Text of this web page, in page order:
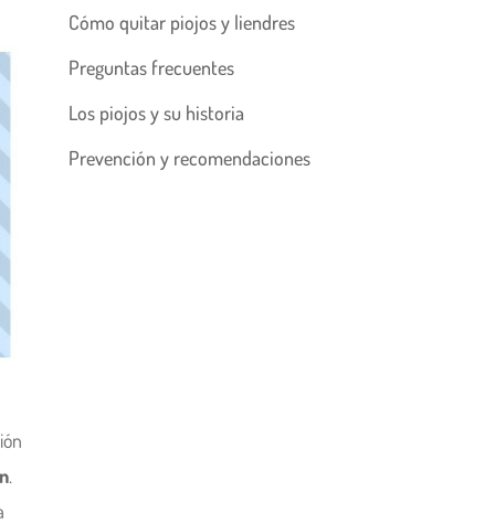
.
Cómo quitar piojos y liendres
Preguntas frecuentes
Los piojos y su historia
Prevención y recomendaciones